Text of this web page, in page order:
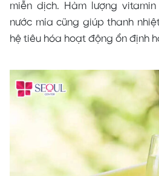
miễn dịch. Hàm lượng
nước mía cũng giúp thanh
hệ tiêu hóa hoạt động ổn định